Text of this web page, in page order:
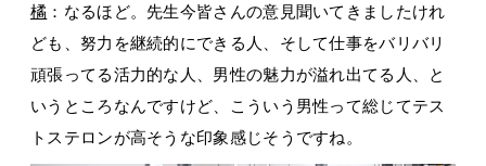
橘 ：なるほど。先生今皆さんの意見聞いてきましたけれ
ども、努力を継続的にできる人、そして仕事をバリバリ
頑張ってる活力的な人、男性の魅力が溢れ出てる人、と
いうところなんですけど、こういう男性って総じてテス
トステロンが高そうな印象感じそうですね。